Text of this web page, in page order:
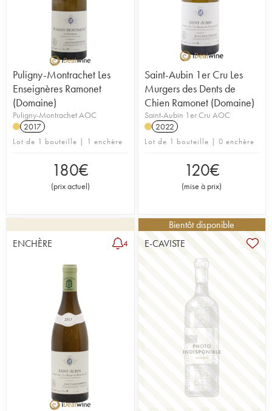
Puligny-Montrachet Les
Enseignères Ramonet
(Domaine)
Puligny-Montrachet AOC
2017
Lot de 1 bouteille | 1 enchère
180€
(prix actuel)
Saint-Aubin 1er Cru Les
Murgers des Dents de
Chien Ramonet (Domaine)
Saint-Aubin 1er Cru AOC
2022
Lot de 1 bouteille | 0 enchère
120€
(mise à prix)
ENCHÈRE 4
Bientôt disponible
E-CAVISTE